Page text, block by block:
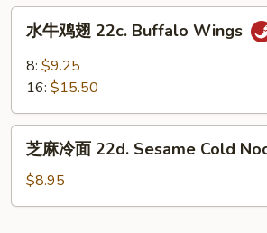
B-
Chicken
Wings
Buffalo
Wings
水牛鸡翅 22c. Buffalo Wings
8: $9.25
16: $15.50
面
芝麻冷面 22d. Sesame Cold
$8.95